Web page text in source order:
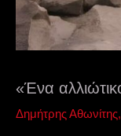
«Ένα
Δημήτρης Αθωνίτης,